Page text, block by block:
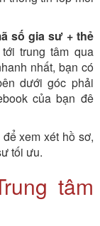
số gia sư + thẻ
tới trung tâm qua
nhất, bạn có
dưới góc phải
của bạn đê
xem xét hồ sơ,
tối ưu.
tâm